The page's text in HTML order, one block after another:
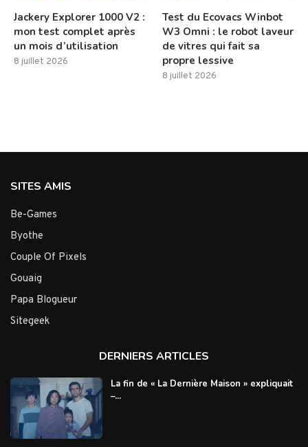
Jackery Explorer 1000 V2 :
mon test complet après
un mois d’utilisation
8 juillet 2026
Test du Ecovacs Winbot
W3 Omni : le robot laveur
de vitres qui fait sa
propre lessive
8 juillet 2026
SITES AMIS
Be-Games
Byothe
Couple Of Pixels
Gouaig
Papa Blogueur
Sitegeek
DERNIERS ARTICLES
La fin de « La Dernière Maison » expliquait
–...